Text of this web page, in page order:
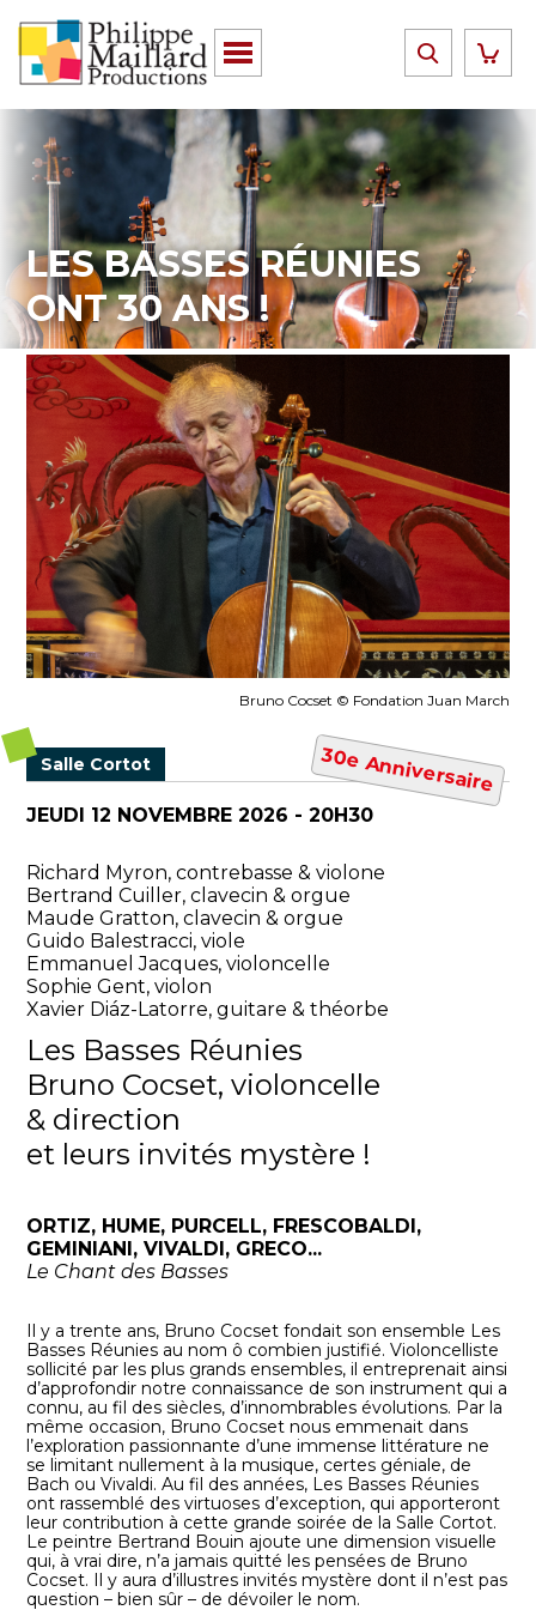
LES BASSES RÉUNIES
ONT 30 ANS !
Bruno Cocset © Fondation Juan March
Salle Cortot
JEUDI 12 NOVEMBRE 2026 - 20H30
30e Anniversaire
Richard Myron, contrebasse & violone
Bertrand Cuiller, clavecin & orgue
Maude Gratton, clavecin & orgue
Guido Balestracci, viole
Emmanuel Jacques, violoncelle
Sophie Gent, violon
Xavier Diáz-Latorre, guitare & théorbe
Les Basses Réunies
Bruno Cocset, violoncelle
& direction
et leurs invités mystère !
ORTIZ, HUME, PURCELL, FRESCOBALDI,
GEMINIANI, VIVALDI, GRECO...
Le Chant des Basses
Il y a trente ans, Bruno Cocset fondait son ensemble Les
Basses Réunies au nom ô combien justifié. Violoncelliste
sollicité par les plus grands ensembles, il entreprenait ainsi
d’approfondir notre connaissance de son instrument qui a
connu, au fil des siècles, d’innombrables évolutions. Par la
même occasion, Bruno Cocset nous emmenait dans
l’exploration passionnante d’une immense littérature ne
se limitant nullement à la musique, certes géniale, de
Bach ou Vivaldi. Au fil des années, Les Basses Réunies
ont rassemblé des virtuoses d’exception, qui apporteront
leur contribution à cette grande soirée de la Salle Cortot.
Le peintre Bertrand Bouin ajoute une dimension visuelle
qui, à vrai dire, n’a jamais quitté les pensées de Bruno
Cocset. Il y aura d’illustres invités mystère dont il n’est pas
question – bien sûr – de dévoiler le nom.